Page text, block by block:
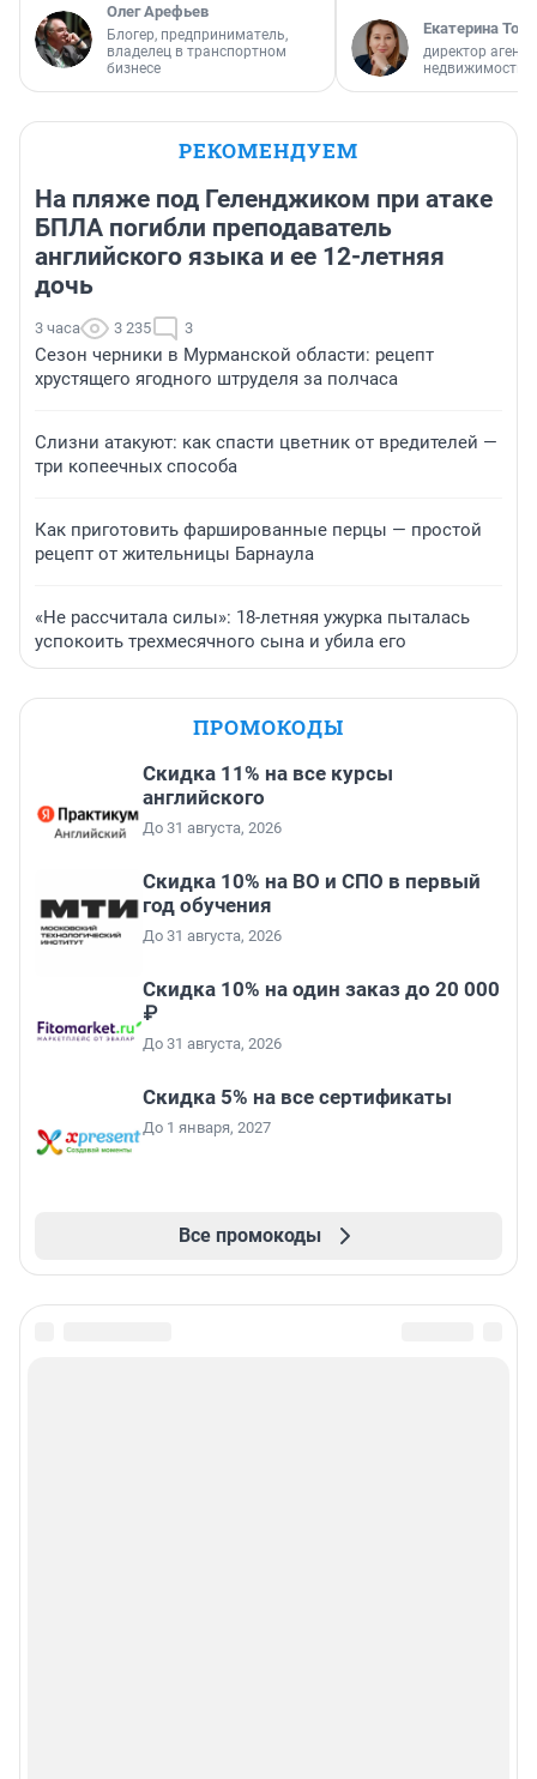
Олег Арефьев
Блогер, предприниматель,
владелец в транспортном
бизнесе
Екатерина
директор
недвижимости
РЕКОМЕНДУЕМ
На пляже под Геленджиком при атаке
БПЛА погибли преподаватель
английского языка и ее 12-летняя
дочь
3 часа 3 235 3
Сезон черники в Мурманской области: рецепт
хрустящего ягодного штруделя за полчаса
Слизни атакуют: как спасти цветник от вредителей —
три копеечных способа
Как приготовить фаршированные перцы — простой
рецепт от жительницы Барнаула
«Не рассчитала силы»: 18-летняя ужурка пыталась
успокоить трехмесячного сына и убила его
ПРОМОКОДЫ
Скидка 11% на все курсы
английского
До 31 августа, 2026
Скидка 10% на ВО и СПО в первый
год обучения
До 31 августа, 2026
Скидка 10% на один заказ до 20 000
₽
До 31 августа, 2026
Скидка 5% на все сертификаты
До 1 января, 2027
Все промокоды